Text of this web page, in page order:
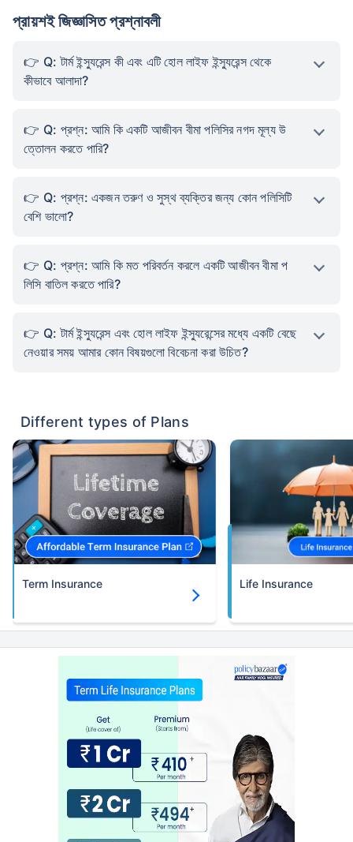
প্রায়শই জিজ্ঞাসিত প্রশ্নাবলী
Q: টার্ম ইন্স্যুরেন্স কী এবং এটি হোল লাইফ ইন্স্যুরেন্স থেকে
কীভাবে আলাদা?
Q: প্রশ্ন: আমি কি একটি আজীবন বীমা পলিসির নগদ মূল্য উ
ত্তোলন করতে পারি?
Q: প্রশ্ন: একজন তরুণ ও সুস্থ ব্যক্তির জন্য কোন পলিসিটি
বেশি ভালো?
Q: প্রশ্ন: আমি কি মত পরিবর্তন করলে একটি আজীবন বীমা প
লিসি বাতিল করতে পারি?
Q: টার্ম ইন্স্যুরেন্স এবং হোল লাইফ ইন্স্যুরেন্সের মধ্যে একটি বেছে
নেওয়ার সময় আমার কোন বিষয়গুলো বিবেচনা করা উচিত?
Different types of Plans
Term Insurance Life Insurance